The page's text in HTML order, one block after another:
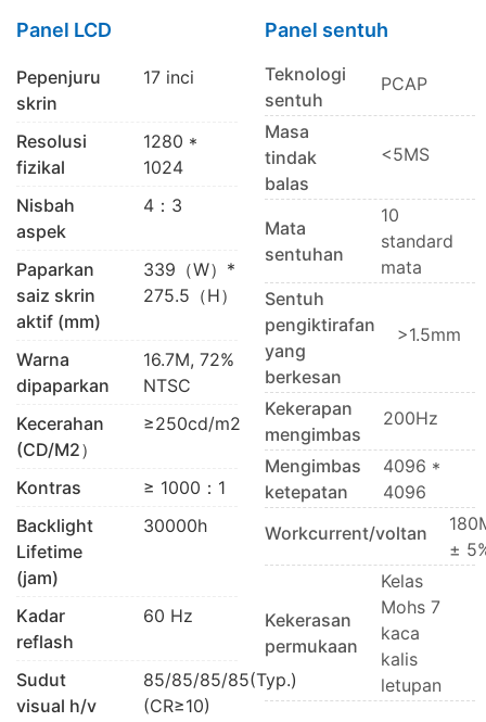
Panel LCD
Pepenjuru
skrin
17 inci
Resolusi
fizikal
1280 *
1024
Nisbah
aspek
4：3
Paparkan
saiz skrin
aktif (mm)
339（W）*
275.5（H）
Warna
dipaparkan
16.7M, 72%
NTSC
Kecerahan
(CD/M2）
≥250cd/m2
Kontras
≥ 1000：1
Backlight
Lifetime
(jam)
30000h
Kadar
reflash
60 Hz
Sudut
visual h/v
85/85/85/85(Typ.)
(CR≥10)
Panel sentuh
Teknologi
sentuh
PCAP
Masa
tindak
balas
<5MS
Mata
sentuhan
10
standard
mata
Sentuh
pengiktirafan
yang
berkesan
>1.5mm
Kekerapan
mengimbas
200Hz
Mengimbas
ketepatan
4096 *
4096
Workcurrent/voltan
±
Kekerasan
permukaan
Kelas
Mohs 7
kaca
kalis
letupan